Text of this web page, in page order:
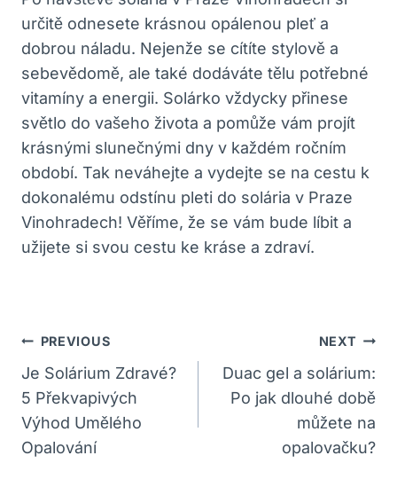
určitě odnesete krásnou opálenou pleť a
dobrou‌ náladu. Nejenže se cítíte stylově a
sebevědomě,⁤ ale také dodáváte ​tělu potřebné
vitamíny a energii. Solárko ​vždycky přinese⁤
světlo do vašeho života ‌a pomůže ​vám projít
krásnými slunečnými dny v každém ročním
⁣období. Tak neváhejte a ‍vydejte ​se na‍ cestu k
dokonalému​ odstínu pleti do solária⁣ v Praze
‍Vinohradech! Věříme,‌ že⁤ se vám ​bude líbit a
užijete si svou cestu ke⁤ kráse⁢ a zdraví.
Navigace
Pro
Příspěvek
PREVIOUS
Je Solárium Zdravé?
5 Překvapivých
Výhod Umělého
Opalování
NEXT
Duac gel a solárium:
Po jak dlouhé době
můžete na
opalovačku?